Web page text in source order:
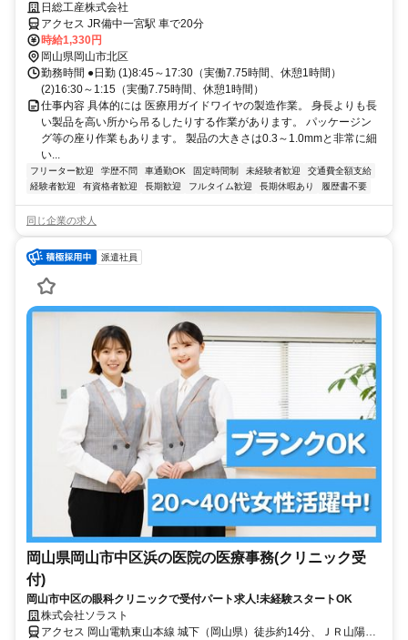
日総工産株式会社
アクセス JR備中一宮駅 車で20分
時給1,330円
岡山県岡山市北区
勤務時間 ●日勤 (1)8:45～17:30（実働7.75時間、休憩1時間）
(2)16:30～1:15（実働7.75時間、休憩1時間）
仕事内容 具体的には 医療用ガイドワイヤの製造作業。 身長よりも長
い製品を高い所から吊るしたりする作業があります。 パッケージン
グ等の座り作業もあります。 製品の大きさは0.3～1.0mmと非常に細
い...
フリーター歓迎 学歴不問 車通勤OK 固定時間制 未経験者歓迎
交通費全額支給
経験者歓迎
有資格者歓迎 長期歓迎 フルタイム歓迎 長期休暇あり 履歴書不要
同じ企業の求人
派遣社員
岡山県岡山市中区浜の医院の医療事務(クリニック受
付)
岡山市中区の眼科クリニックで受付パート求人!未経験スタートOK
株式会社ソラスト
アクセス 岡山電軌東山本線 城下（岡山県）徒歩約14分、ＪＲ山陽本